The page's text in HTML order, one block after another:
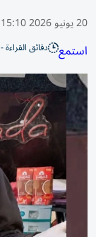
20 يونيو 2026 15:10 مساء
استمع دقائق القراءة - 1